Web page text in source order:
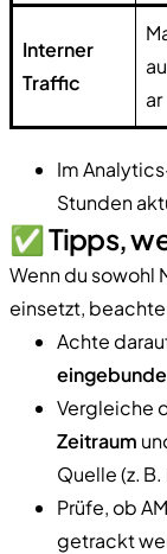
Interner
Traffic
ar
Im
Stunden
✅ Tipps,
Wenn du sowohl
einsetzt,
Achte
Vergleiche
Zeitraum
Quelle (z.
Prüfe, ob
getrackt